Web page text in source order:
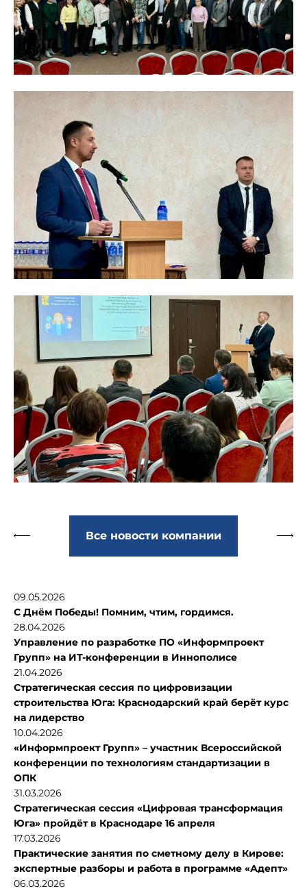
Все новости компании
09.05.2026
С Днём Победы! Помним, чтим, гордимся.
28.04.2026
Управление по разработке ПО «Информпроект
Групп» на ИТ-конференции в Иннополисе
21.04.2026
Стратегическая сессия по цифровизации
строительства Юга: Краснодарский край берёт курс
на лидерство
10.04.2026
«Информпроект Групп» – участник Всероссийской
конференции по технологиям стандартизации в
ОПК
31.03.2026
Стратегическая сессия «Цифровая трансформация
Юга» пройдёт в Краснодаре 16 апреля
17.03.2026
Практические занятия по сметному делу в Кирове:
экспертные разборы и работа в программе «Адепт»
06.03.2026